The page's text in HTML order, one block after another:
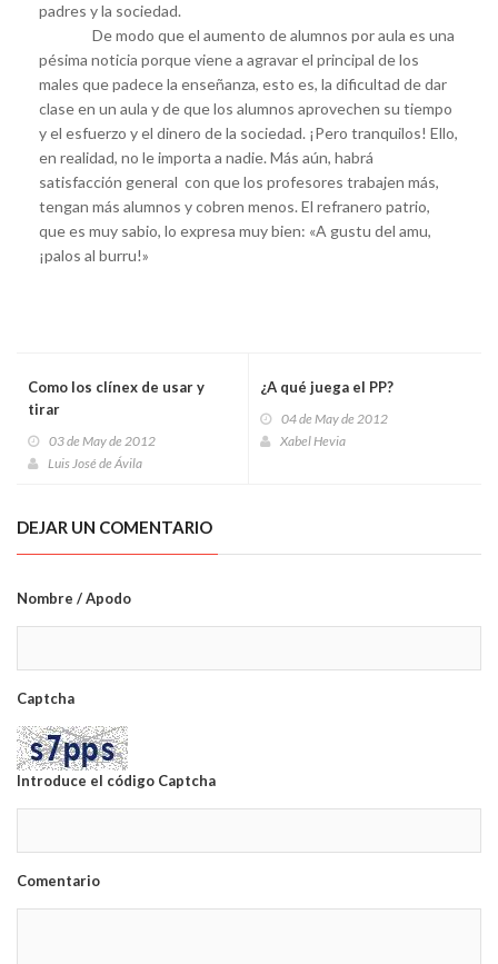
padres y la sociedad.
De modo que el aumento de alumnos por aula es una
pésima noticia porque viene a agravar el principal de los
males que padece la enseñanza, esto es, la dificultad de dar
clase en un aula y de que los alumnos aprovechen su tiempo
y el esfuerzo y el dinero de la sociedad. ¡Pero tranquilos! Ello,
en realidad, no le importa a nadie. Más aún, habrá
satisfacción general con que los profesores trabajen más,
tengan más alumnos y cobren menos. El refranero patrio,
que es muy sabio, lo expresa muy bien: «A gustu del amu,
¡palos al burru!»
Como los clínex de usar y
tirar
03 de May de 2012
Luis José de Ávila
¿A qué juega el PP?
04 de May de 2012
Xabel Hevia
DEJAR UN COMENTARIO
Nombre / Apodo
Captcha
Introduce el código Captcha
Comentario